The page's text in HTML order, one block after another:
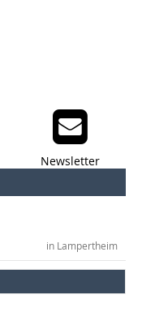
Newsletter
in Lampertheim